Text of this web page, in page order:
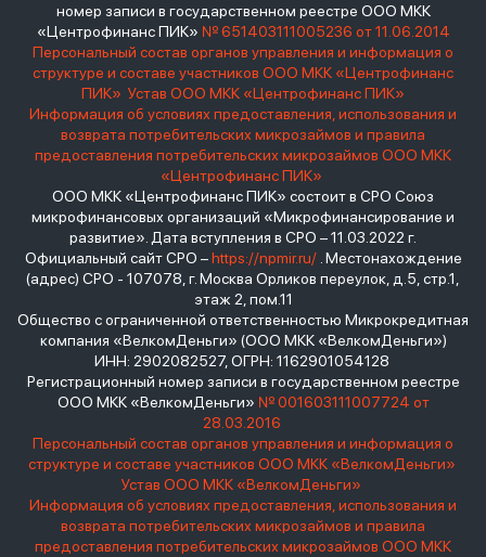
номер записи в государственном реестре ООО МКК
«Центрофинанс ПИК» № 651403111005236 от 11.06.2014
Персональный состав органов управления и информация о
структуре и составе участников ООО МКК «Центрофинанс
ПИК» Устав ООО МКК «Центрофинанс ПИК»
Информация об условиях предоставления, использования и
возврата потребительских микрозаймов и правила
предоставления потребительских микрозаймов ООО МКК
«Центрофинанс ПИК»
ООО МКК «Центрофинанс ПИК» состоит в СРО Союз
микрофинансовых организаций «Микрофинансирование и
развитие». Дата вступления в СРО – 11.03.2022 г.
Официальный сайт СРО –https://npmir.ru/. Местонахождение
(адрес) СРО - 107078, г. Москва Орликов переулок, д.5, стр.1,
этаж 2, пом.11
Общество с ограниченной ответственностью Микрокредитная
компания «ВелкомДеньги» (ООО МКК «ВелкомДеньги»)
ИНН: 2902082527, ОГРН: 1162901054128
Регистрационный номер записи в государственном реестре
ООО МКК «ВелкомДеньги» № 001603111007724 от
28.03.2016
Персональный состав органов управления и информация о
структуре и составе участников ООО МКК «ВелкомДеньги»
Устав ООО МКК «ВелкомДеньги»
Информация об условиях предоставления, использования и
возврата потребительских микрозаймов и правила
предоставления потребительских микрозаймов ООО МКК